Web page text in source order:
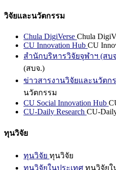
วิจัยและนวัตกรรม
Chula DigiVerse Chula
CU Innovation Hub CU
สำนักบริหารวิจัยจุฬาฯ (สบ
(สบจ.)
ข่าวสารงานวิจัยและนวัตก
นวัตกรรม
CU Social Innovation Hub
CU-Daily Research CU-
ทุนวิจัย
ทุนวิจัย ทุนวิจัย
ทุนวิจัยในประเทศ ทุนวิจัยใ